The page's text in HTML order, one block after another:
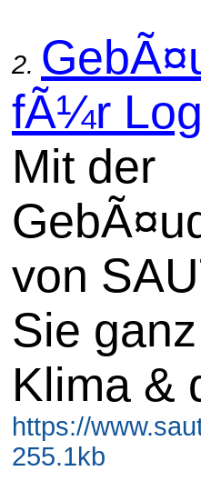
2.
fÃ¼r
Mit der
von
Sie
Klima &
https://
255.1kb